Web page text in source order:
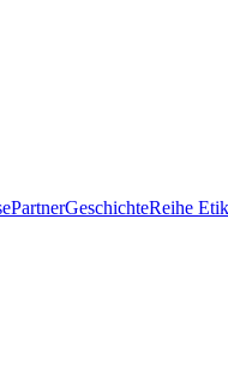
PartnerGeschichteReihe